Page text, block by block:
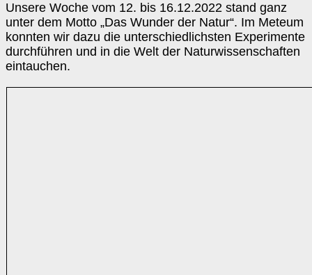
Unsere Woche vom 12. bis 16.12.2022 stand ganz
unter dem Motto „Das Wunder der Natur“. Im Meteum
konnten wir dazu die unterschiedlichsten Experimente
durchführen und in die Welt der Naturwissenschaften
eintauchen.